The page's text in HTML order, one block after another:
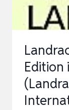
Edition